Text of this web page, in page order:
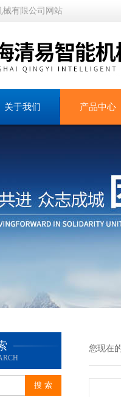
械有限公司网站
关于我们 产品中心
您现在